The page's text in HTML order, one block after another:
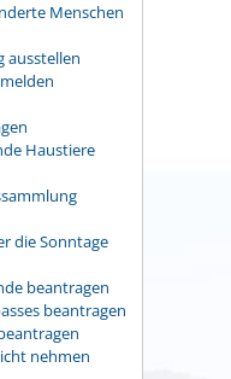
Menschen
ausstellen
Haustiere
die Sonntage
beantragen
beantragen
nehmen